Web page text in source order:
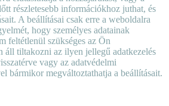
részletesebb információkhoz juthat, és
A beállításai csak erre a weboldalra
hogy személyes adatainak
feltétlenül szükséges az Ön
áll tiltakozni az ilyen jellegű adatkezelés
vagy az adatvédelmi
bármikor megváltoztathatja a beállításait.